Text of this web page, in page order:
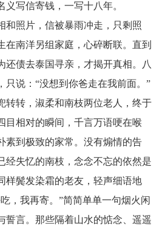
写信寄钱，一写十八年。
和照片，信被暴雨冲走，只剩照
在南洋另组家庭，心碎断联。直到
还债去泰国寻亲，才揭开真相。八
只说：“没想到你爸走在我前面。”
转转，淑柔和南枝两位老人，终于
目相对的瞬间，千言万语哽在喉
素到极致的家常。没有煽情的告
经失忆的南枝，念念不忘的依然是
样鬓发染霜的老友，轻声细语地
，我再寄。”简简单单一句烟火闲
誓言。那些隔着山水的惦念、遥遥